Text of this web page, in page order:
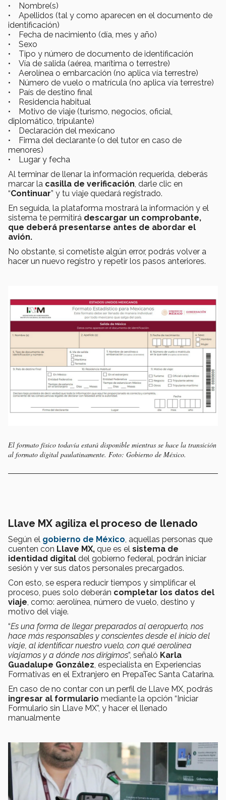
• Nombre(s)
• Apellidos (tal y como aparecen en el documento de
identificación)
• Fecha de nacimiento (día, mes y año)
• Sexo
• Tipo y número de documento de identificación
• Vía de salida (aérea, marítima o terrestre)
• Aerolínea o embarcación (no aplica vía terrestre)
• Número de vuelo o matrícula (no aplica vía terrestre)
• País de destino final
• Residencia habitual
• Motivo de viaje (turismo, negocios, oficial,
diplomático, tripulante)
• Declaración del mexicano
• Firma del declarante (o del tutor en caso de
menores)
• Lugar y fecha
Al terminar de llenar la información requerida, deberás
marcar la casilla de verificación , darle clic en
“Continuar” y tu viaje quedará registrado.
En seguida, la plataforma mostrará la información y el
sistema te permitirá descargar un comprobante,
que deberá presentarse antes de abordar el
avión.
No obstante, si cometiste algún error, podrás volver a
hacer un nuevo registro y repetir los pasos anteriores.
El formato físico todavía estará disponible mientras se hace la transición
al formato digital paulatinamente. Foto: Gobierno de México.
Llave MX agiliza el proceso de llenado
Según el gobierno de México, aquellas personas que
cuenten con Llave MX, que es el sistema de
identidad digital del gobierno federal, podrán iniciar
sesión y ver sus datos personales precargados.
Con esto, se espera reducir tiempos y simplificar el
proceso, pues solo deberán completar los datos del
viaje, como: aerolínea, número de vuelo, destino y
motivo del viaje.
“Es una forma de llegar preparados al aeropuerto, nos
hace más responsables y conscientes desde el inicio del
viaje, al identificar nuestro vuelo, con qué aerolínea
viajamos y a dónde nos dirigimos”, señaló Karla
Guadalupe González, especialista en Experiencias
Formativas en el Extranjero en PrepaTec Santa Catarina.
En caso de no contar con un perfil de Llave MX, podrás
ingresar al formulario mediante la opción “Iniciar
Formulario sin Llave MX”, y hacer el llenado
manualmente